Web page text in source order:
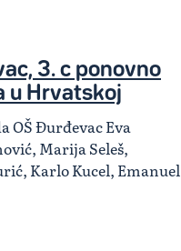
3. c ponovno
u Hrvatskoj
OŠ Đurđevac Eva
Marija Seleš,
Karlo Kucel, Emanuel